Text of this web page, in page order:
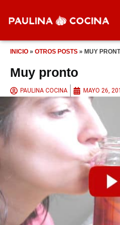
INICIO » OTROS POSTS » MUY
Muy pronto
PAULINA COCINA MAYO 26,